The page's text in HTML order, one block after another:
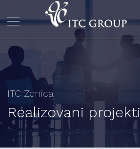
ITC Zenica
Realizovani projekti